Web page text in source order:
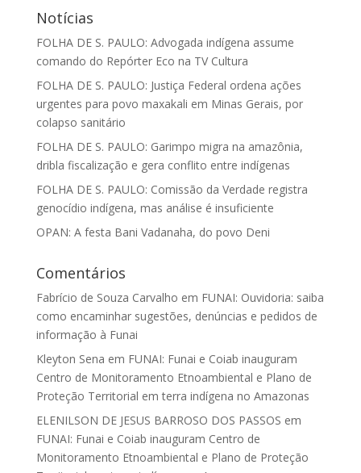
Notícias
FOLHA DE S. PAULO: Advogada indígena assume
comando do Repórter Eco na TV Cultura
FOLHA DE S. PAULO: Justiça Federal ordena ações
urgentes para povo maxakali em Minas Gerais, por
colapso sanitário
FOLHA DE S. PAULO: Garimpo migra na amazônia,
dribla fiscalização e gera conflito entre indígenas
FOLHA DE S. PAULO: Comissão da Verdade registra
genocídio indígena, mas análise é insuficiente
OPAN: A festa Bani Vadanaha, do povo Deni
Comentários
Fabrício de Souza Carvalho em FUNAI: Ouvidoria: saiba
como encaminhar sugestões, denúncias e pedidos de
informação à Funai
Kleyton Sena em FUNAI: Funai e Coiab inauguram
Centro de Monitoramento Etnoambiental e Plano de
Proteção Territorial em terra indígena no Amazonas
ELENILSON DE JESUS BARROSO DOS PASSOS em
FUNAI: Funai e Coiab inauguram Centro de
Monitoramento Etnoambiental e Plano de Proteção